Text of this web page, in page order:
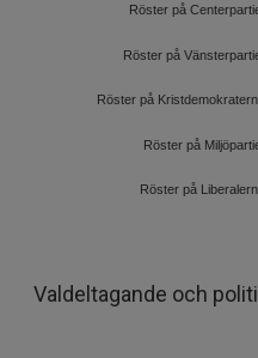
Röster på
Röster på
Röster på
Röster på
Röster på
Valdeltagande och